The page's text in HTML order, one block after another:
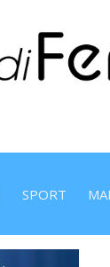
SPORT